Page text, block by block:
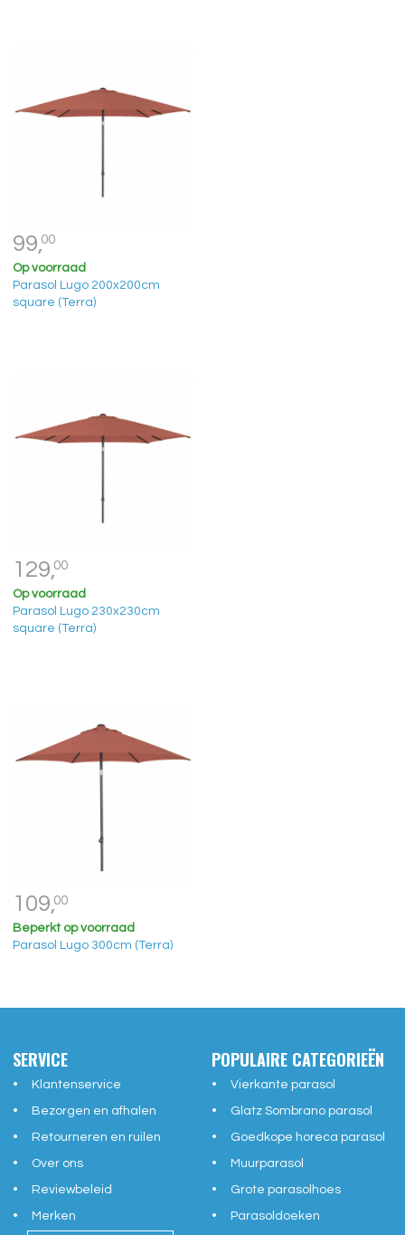
99,00
Op voorraad
Parasol Lugo 200x200cm
square (Terra)
129,00
Op voorraad
Parasol Lugo 230x230cm
square (Terra)
109,00
Beperkt op voorraad
Parasol Lugo 300cm (Terra)
SERVICE
Klantenservice
Bezorgen en afhalen
Retourneren en ruilen
Over ons
Reviewbeleid
Merken
POPULAIRE CATEGORIEËN
Vierkante parasol
Glatz Sombrano parasol
Goedkope horeca parasol
Muurparasol
Grote parasolhoes
Parasoldoeken